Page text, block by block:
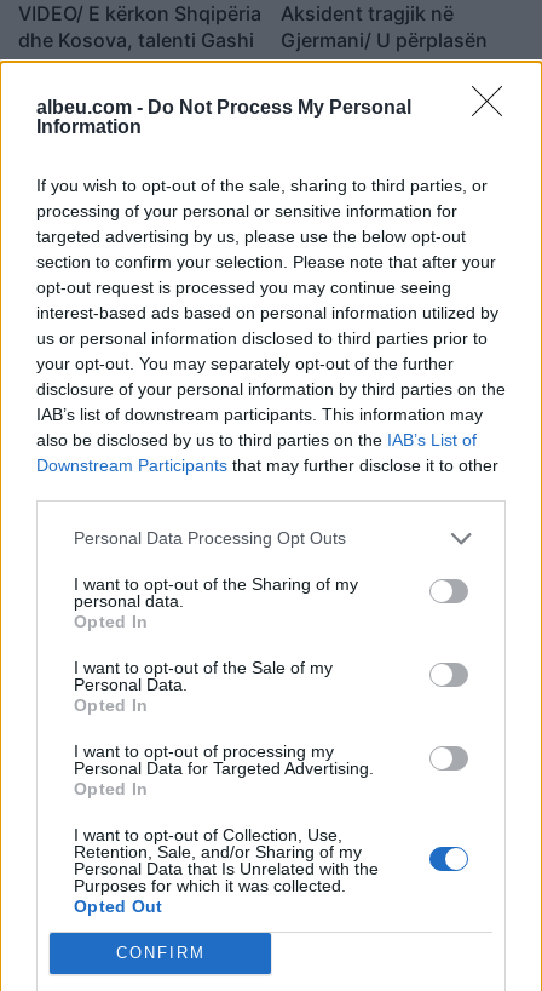
albeu.com - Do Not Process My Personal
Information
If you wish to opt-out of the sale, sharing to third parties, or
processing of your personal or sensitive information for
targeted advertising by us, please use the below opt-out
section to confirm your selection. Please note that after your
opt-out request is processed you may continue seeing
interest-based ads based on personal information utilized by
us or personal information disclosed to third parties prior to
your opt-out. You may separately opt-out of the further
disclosure of your personal information by third parties on the
IAB’s list of downstream participants. This information may
also be disclosed by us to third parties on the IAB’s List of
Downstream Participants that may further disclose it to other
Personal Data Processing Opt Outs
I want to opt-out of the Sharing of my
personal data.
Opted In
I want to opt-out of the Sale of my
Personal Data.
Opted In
I want to opt-out of processing my
Personal Data for Targeted Advertising.
Opted In
I want to opt-out of Collection, Use,
Retention, Sale, and/or Sharing of my
Personal Data that Is Unrelated with the
Purposes for which it was collected.
Opted Out
CONFIRM
VIDEO/ E kërkon Shqipëria
dhe Kosova, talenti Gashi
bën heroin me gol te…
Gjermania U19
20:24 / 26/03/2026
Aksident tragjik në
Gjermani/ U përplasën
nga kamioni, humb jetën
29-vjeçarja shqiptare dhe
djali i saj i mitur
14:36 / 25/03/2026
Gjermania tërheq stafin
diplomatik nga Iraku
verior
13:13 / 11/03/2026
Flamuri i kuq i hakmarrjes
është ngritur pas vrasjes
së Khameneit,
paralajmërimi i fortë i
Gjermanisë për Europën:
Të jemi gati!
18:24 / 01/03/2026
“Mbështetja e Gjermanisë,
takim me ministrin
Krichbaum: Procesi i
strategjik i BE
17:55 / 14/02/2026
publik në të gjithë
Reshjet e dendura të